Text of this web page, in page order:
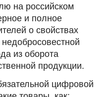
на российском
и полное
о свойствах
из оборота
продукции.
цифровой